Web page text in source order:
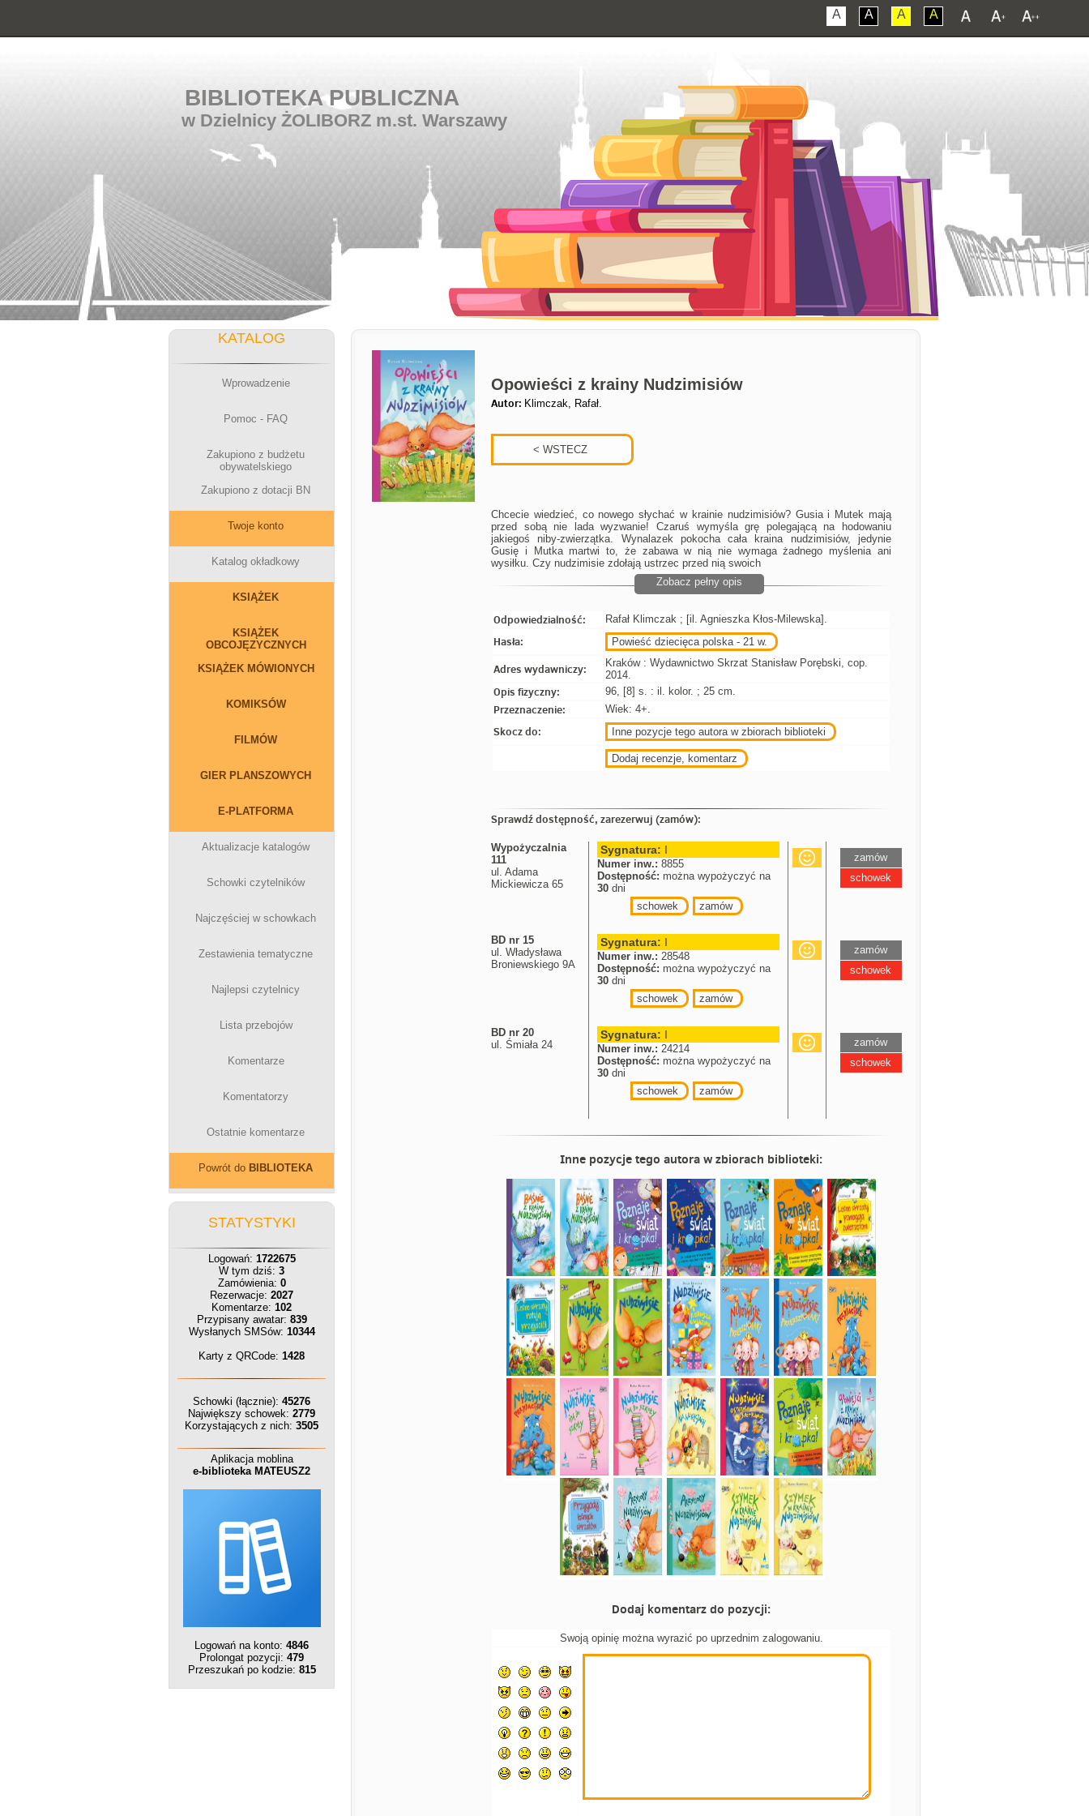
A A A A
BIBLIOTEKA PUBLICZNA
w Dzielnicy ŻOLIBORZ m.st. Warszawy
KATALOG
Wprowadzenie
Pomoc - FAQ
Zakupiono z budżetu
obywatelskiego
Zakupiono z dotacji BN
Twoje konto
Katalog okładkowy
KSIĄŻEK
KSIĄŻEK
OBCOJĘZYCZNYCH
KSIĄŻEK MÓWIONYCH
KOMIKSÓW
FILMÓW
GIER PLANSZOWYCH
E-PLATFORMA
Aktualizacje katalogów
Schowki czytelników
Najczęściej w schowkach
Zestawienia tematyczne
Najlepsi czytelnicy
Lista przebojów
Komentarze
Komentatorzy
Ostatnie komentarze
Powrót do BIBLIOTEKA
STATYSTYKI
Logowań: 1722675
W tym dziś: 3
Zamówienia: 0
Rezerwacje: 2027
Komentarze: 102
Przypisany awatar: 839
Wysłanych SMSów: 10344
Karty z QRCode: 1428
Schowki (łącznie): 45276
Największy schowek: 2779
Korzystających z nich: 3505
Aplikacja moblina
e-biblioteka MATEUSZ2
Logowań na konto: 4846
Prolongat pozycji: 479
Przeszukań po kodzie: 815
Opowieści z krainy Nudzimisiów
Autor: Klimczak, Rafał.
Chcecie wiedzieć, co nowego słychać w krainie nudzimisiów? Gusia i Mutek mają
przed sobą nie lada wyzwanie! Czaruś wymyśla grę polegającą na hodowaniu
jakiegoś niby-zwierzątka. Wynalazek pokocha cała kraina nudzimisiów, jedynie
Gusię i Mutka martwi to, że zabawa w nią nie wymaga żadnego myślenia ani
wysiłku. Czy nudzimisie zdołają ustrzec przed nią swoich
Zobacz pełny opis
Odpowiedzialność: Rafał Klimczak ; [il. Agnieszka Kłos-Milewska].
Hasła: Powieść dziecięca polska - 21 w.
Adres wydawniczy:
Kraków : Wydawnictwo Skrzat Stanisław Porębski, cop.
2014.
Opis fizyczny: 96, [8] s. : il. kolor. ; 25 cm.
Przeznaczenie: Wiek: 4+.
Skocz do: Inne pozycje tego autora w zbiorach biblioteki
Dodaj recenzje, komentarz
Sprawdź dostępność, zarezerwuj (zamów):
Wypożyczalnia
111
ul. Adama
Mickiewicza 65
Sygnatura: I
Numer inw.: 8855
Dostępność: można wypożyczyć na
30 dni
schowek
zamów
zamów
schowek
BD nr 15
ul. Władysława
Broniewskiego 9A
Sygnatura: I
Numer inw.: 28548
Dostępność: można wypożyczyć na
30 dni
schowek
zamów
zamów
schowek
BD nr 20
ul. Śmiała 24
Sygnatura: I
Numer inw.: 24214
Dostępność: można wypożyczyć na
30 dni
schowek
zamów
zamów
schowek
Inne pozycje tego autora w zbiorach biblioteki:
Dodaj komentarz do pozycji:
Swoją opinię można wyrazić po uprzednim zalogowaniu.